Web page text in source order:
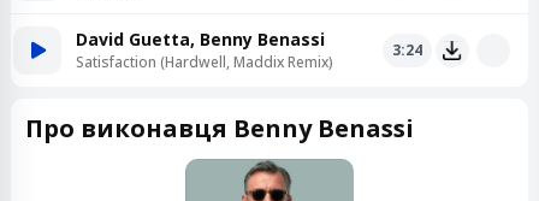
David Guetta, Benny Benassi
Satisfaction (Hardwell, Maddix Remix)
3:24
Про виконавця Benny Benassi